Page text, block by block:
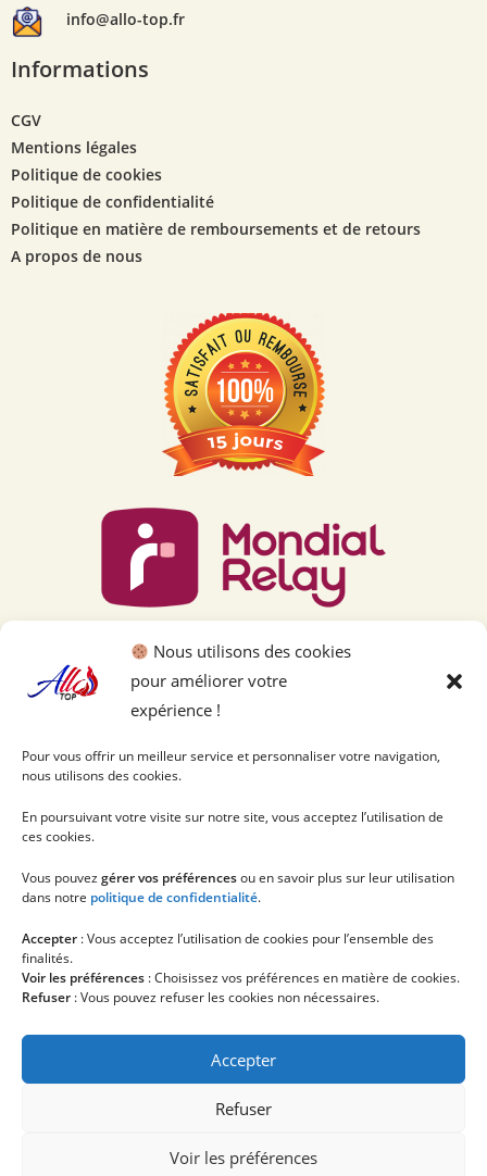
Nous utilisons des cookies
pour améliorer votre
expérience !
Pour vous offrir un meilleur service et personnaliser votre navigation,
nous utilisons des cookies.
En poursuivant votre visite sur notre site, vous acceptez l’utilisation de
ces cookies.
Vous pouvezgérer vos préférencesou en savoir plus sur leur utilisation
dans notre politique de confidentialité.
Accepter : Vous acceptez l’utilisation de cookies pour l’ensemble des
finalités.
Voir les préférences : Choisissez vos préférences en matière de cookies.
Refuser : Vous pouvez refuser les cookies non nécessaires.
Accepter
Refuser
Voir les préférences
info@allo-top.fr
Informations
CGV
Mentions légales
Politique de cookies
Politique de confidentialité
Politique en matière de remboursements et de retours
A propos de nous